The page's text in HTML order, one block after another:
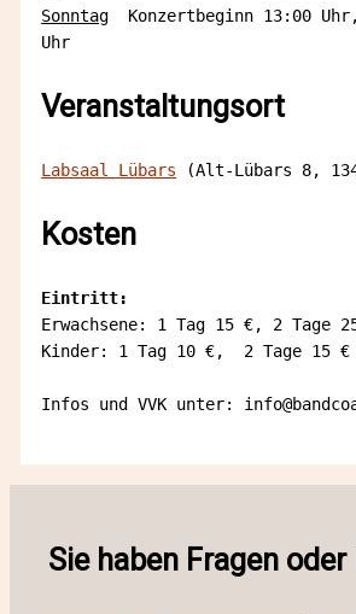
Sonntag
Konzertbeginn 13:00
Uhr
Veranstaltungsort
Labsaal Lübars (Alt-Lübars 8,
Kosten
Eintritt:
Erwachsene: 1 Tag 15 €, 2 Tage
Kinder: 1 Tag 10 €,  2 Tage 15 €
Infos und VVK unter:
Sie haben Fragen